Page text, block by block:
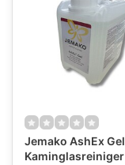
Jemako AshEx Gel
Kaminglasreiniger